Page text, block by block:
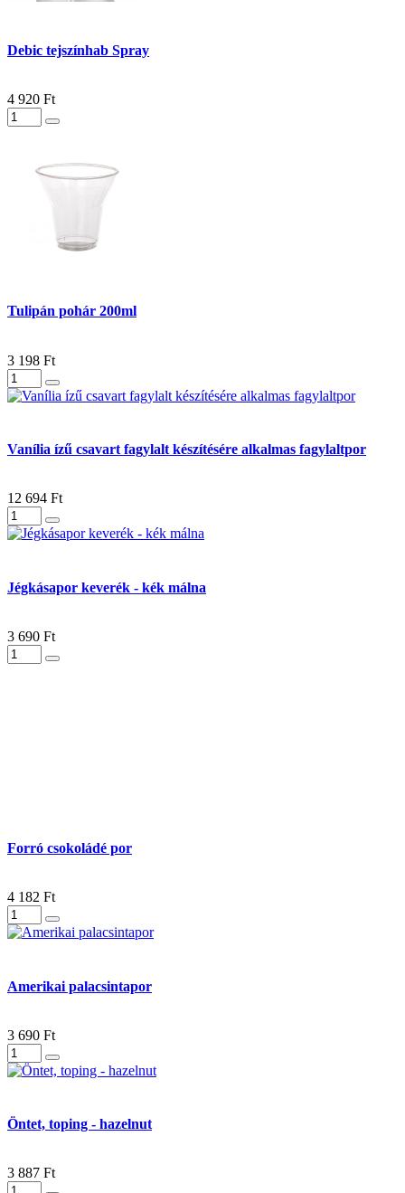
Debic tejszínhab Spray
4 920 Ft
Tulipán pohár 200ml
3 198 Ft
Vanília ízű csavart fagylalt készítésére alkalmas fagylaltpor
12 694 Ft
Jégkásapor keverék - kék málna
3 690 Ft
Forró csokoládé por
4 182 Ft
Amerikai palacsintapor
3 690 Ft
Öntet, toping - hazelnut
3 887 Ft